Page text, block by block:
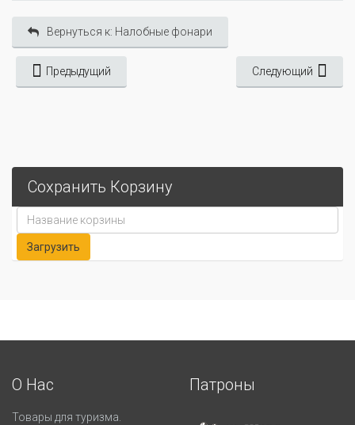
Вернуться к: Налобные фонари
Предыдущий Следующий
Сохранить Корзину
О Нас
Товары для туризма.
Патроны